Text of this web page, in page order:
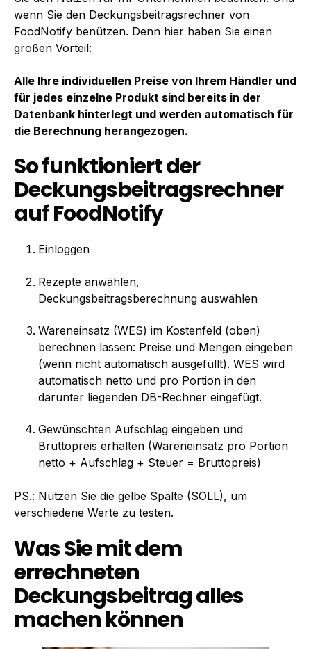
wenn Sie den Deckungsbeitragsrechner von
FoodNotify benützen. Denn hier haben Sie einen
großen Vorteil:
Alle Ihre individuellen Preise von Ihrem Händler und
für jedes einzelne Produkt sind bereits in der
Datenbank hinterlegt und werden automatisch für
die Berechnung herangezogen.
So funktioniert der
Deckungsbeitragsrechner
auf FoodNotify
Einloggen
Rezepte anwählen,
Deckungsbeitragsberechnung auswählen
Wareneinsatz (WES) im Kostenfeld (oben)
berechnen lassen: Preise und Mengen eingeben
(wenn nicht automatisch ausgefüllt). WES wird
automatisch netto und pro Portion in den
darunter liegenden DB-Rechner eingefügt.
Gewünschten Aufschlag eingeben und
Bruttopreis erhalten (Wareneinsatz pro Portion
netto + Aufschlag + Steuer = Bruttopreis)
PS.: Nützen Sie die gelbe Spalte (SOLL), um
verschiedene Werte zu testen.
Was Sie mit dem
errechneten
Deckungsbeitrag alles
machen können